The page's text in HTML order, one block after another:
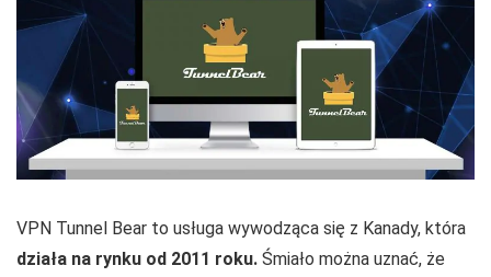
VPN Tunnel Bear to usługa wywodząca się z Kanady, która
działa na rynku od 2011 roku. Śmiało można uznać, że